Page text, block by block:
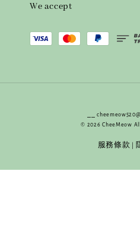
We accept
⎯⎯
© 2026 CheeMeow
服務條款